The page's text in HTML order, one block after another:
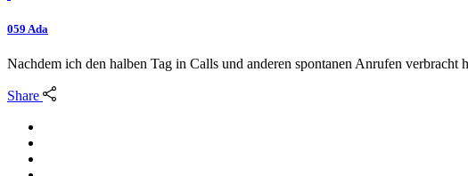
059 Ada
Nachdem ich den halben Tag in Calls und anderen spontanen Anrufen verbracht
Share